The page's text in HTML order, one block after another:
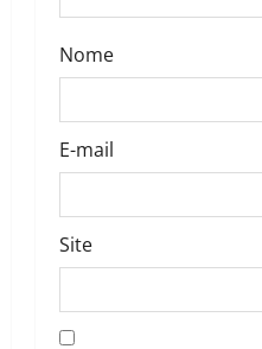
Nome
E-mail
Site